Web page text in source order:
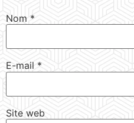
Nom*
E-mail*
Site web